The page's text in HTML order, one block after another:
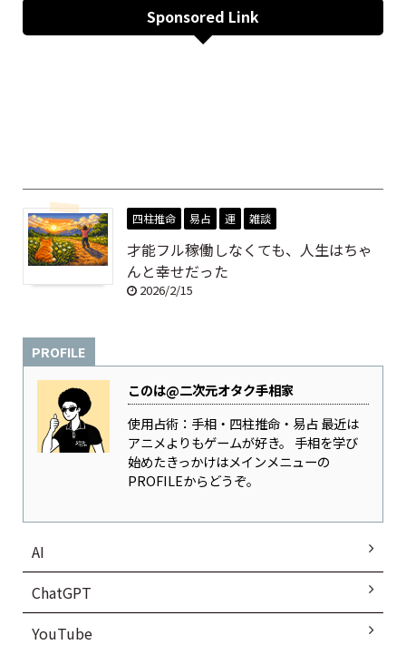
Sponsored Link
四柱推命 易占 運 雑談
才能フル稼働しなくても、人生はちゃ
んと幸せだった
2026/2/15
PROFILE
このは@二次元オタク手相家
使用占術：手相・四柱推命・易占 最近は
アニメよりもゲームが好き。 手相を学び
始めたきっかけはメインメニューの
PROFILEからどうぞ。
AI
ChatGPT
YouTube